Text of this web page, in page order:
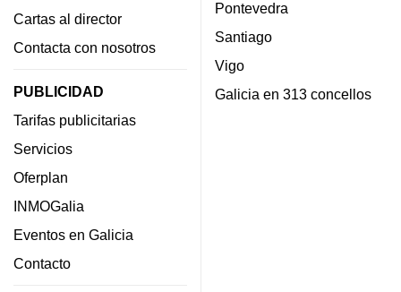
Cartas al director
Contacta con nosotros
PUBLICIDAD
Tarifas publicitarias
Servicios
Oferplan
INMOGalia
Eventos en Galicia
Contacto
Pontevedra
Santiago
Vigo
Galicia en 313 concellos